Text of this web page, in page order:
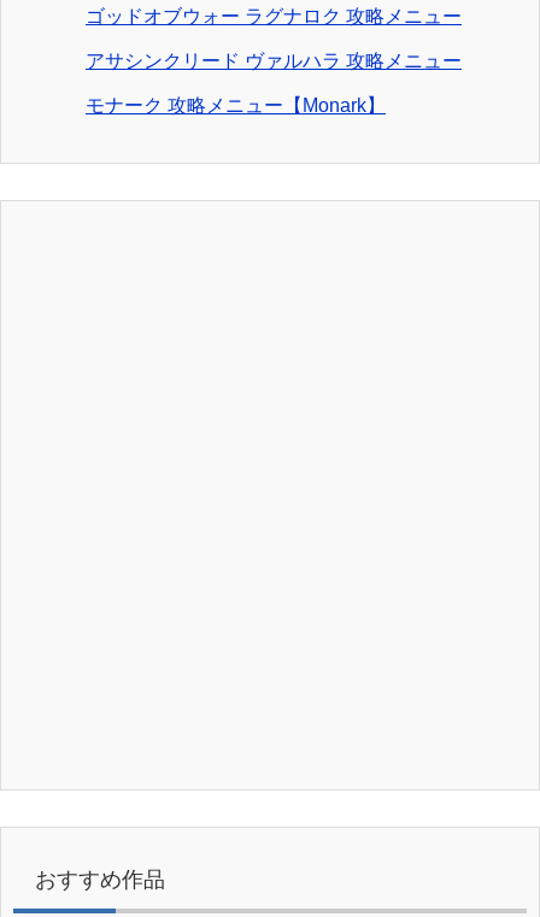
ゴッドオブウォー ラグナロク 攻略メニュー
アサシンクリード ヴァルハラ 攻略メニュー
モナーク 攻略メニュー【Monark】
おすすめ作品